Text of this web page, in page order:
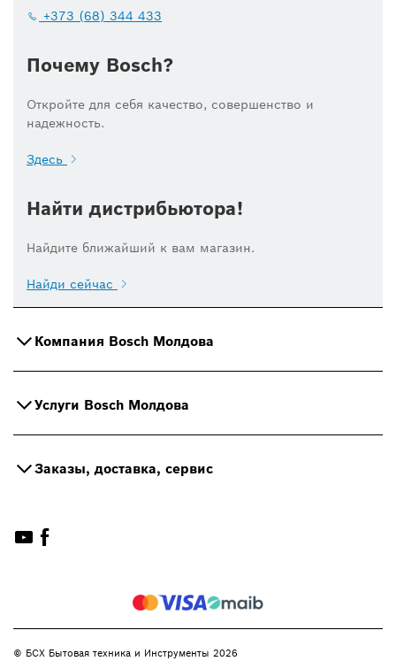
+373 (68) 344 433
Почему Bosch?
Откройте для себя качество, совершенство и
надежность.
Здесь
Найти дистрибьютора!
Найдите ближайший к вам магазин.
Найди сейчас
Компания Bosch Молдова
Услуги Bosch Молдова
Заказы, доставка, сервис
© БСХ Бытовая техника и Инструменты 2026